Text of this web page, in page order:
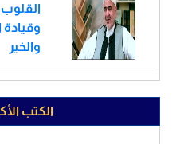
وقيادة
والخير
الكتب